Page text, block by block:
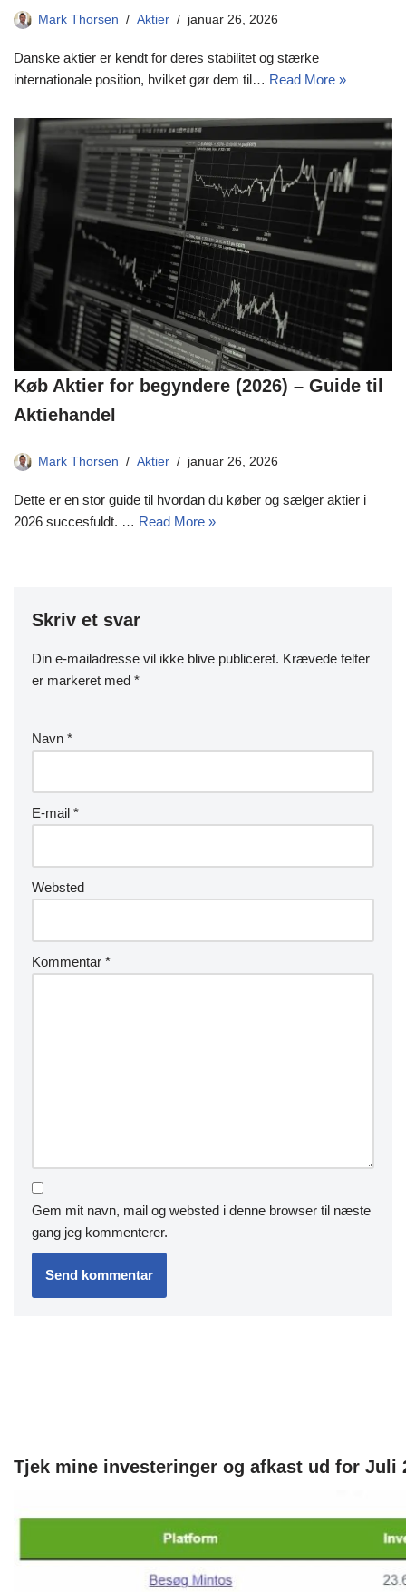
Mark Thorsen Aktier januar 26, 2026
Danske aktier er kendt for deres stabilitet og stærke
internationale position, hvilket gør dem til… Read More »
Køb Aktier for begyndere (2026) – Guide til
Aktiehandel
Mark Thorsen Aktier januar 26, 2026
Dette er en stor guide til hvordan du køber og sælger aktier i
2026 succesfuldt. … Read More »
Skriv et svar
Din e-mailadresse vil ikke blive publiceret. Krævede felter
er markeret med *
Navn *
E-mail *
Websted
Kommentar *
Gem mit navn, mail og websted i denne browser til næste
gang jeg kommenterer.
Tjek mine investeringer og afkast ud for Juli